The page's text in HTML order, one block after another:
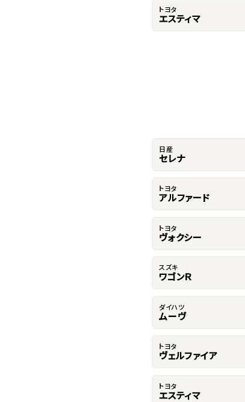
トヨタ
エスティマ
日産
セレナ
トヨタ
アルファード
トヨタ
ヴォクシー
スズキ
ワゴンＲ
ダイハツ
ムーヴ
トヨタ
ヴェルファイア
トヨタ
エスティマ